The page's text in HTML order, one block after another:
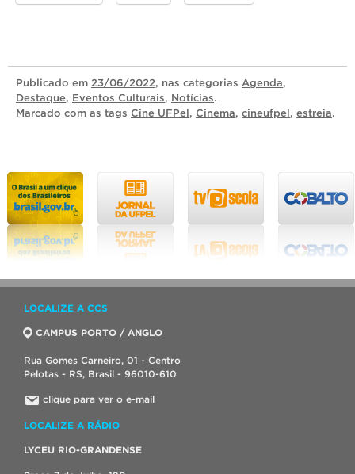
Publicado em 23/06/2022, nas categorias Agenda,
Destaque, Eventos Culturais, Notícias.
Marcado com as tags Cine UFPel, Cinema, cineufpel, estreia.
LOCALIZE A CCS
CAMPUS PORTO / ANGLO
Rua Gomes Carneiro, 01 - Centro
Pelotas - RS, Brasil - 96010-610
clique para ver o e-mail
LOCALIZE A RÁDIO
LYCEU RIO-GRANDENSE